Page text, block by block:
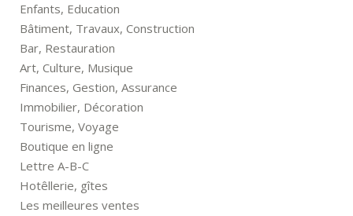
Enfants, Education
Bâtiment, Travaux, Construction
Bar, Restauration
Art, Culture, Musique
Finances, Gestion, Assurance
Immobilier, Décoration
Tourisme, Voyage
Boutique en ligne
Lettre A-B-C
Hotêllerie, gîtes
Les meilleures ventes